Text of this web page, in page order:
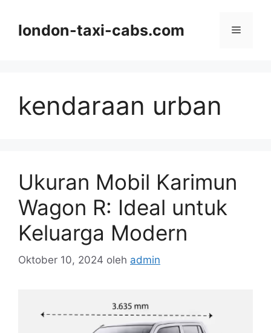
london-taxi-cabs.com Menu
kendaraan urban
Ukuran Mobil Karimun
Wagon R: Ideal untuk
Keluarga Modern
Oktober 10, 2024 oleh admin